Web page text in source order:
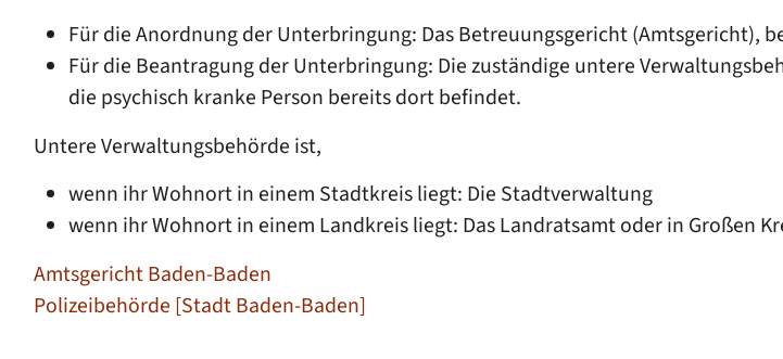
Für die Anordnung der Unterbringung: Das Betreuungsgericht (Amtsgericht),
Für die Beantragung der Unterbringung: Die zuständige untere
die psychisch kranke Person bereits dort befindet.
Untere Verwaltungsbehörde ist,
wenn ihr Wohnort in einem Stadtkreis liegt: Die Stadtverwaltung
wenn ihr Wohnort in einem Landkreis liegt: Das Landratsamt oder in Großen
Amtsgericht Baden-Baden
Polizeibehörde [Stadt Baden-Baden]